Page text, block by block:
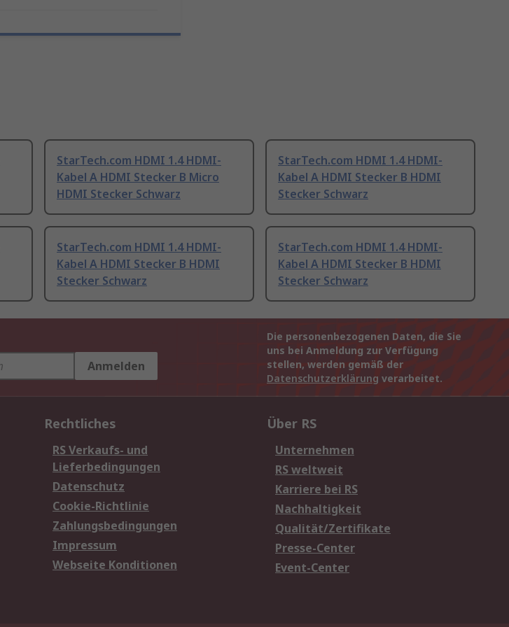
StarTech.com HDMI 1.4 HDMI-
Kabel A HDMI Stecker B Micro
HDMI Stecker Schwarz
StarTech.com HDMI 1.4 HDMI-
Kabel A HDMI Stecker B HDMI
Stecker Schwarz
StarTech.com HDMI 1.4 HDMI-
Kabel A HDMI Stecker B HDMI
Stecker Schwarz
StarTech.com HDMI 1.4 HDMI-
Kabel A HDMI Stecker B HDMI
Stecker Schwarz
Anmelden
Die personenbezogenen Daten, die Sie
uns bei Anmeldung zur Verfügung
stellen, werden gemäß der
Datenschutzerklärung verarbeitet.
Rechtliches
RS Verkaufs- und
Lieferbedingungen
Datenschutz
Cookie-Richtlinie
Zahlungsbedingungen
Impressum
Webseite Konditionen
Über RS
Unternehmen
RS weltweit
Karriere bei RS
Nachhaltigkeit
Qualität/Zertifikate
Presse-Center
Event-Center